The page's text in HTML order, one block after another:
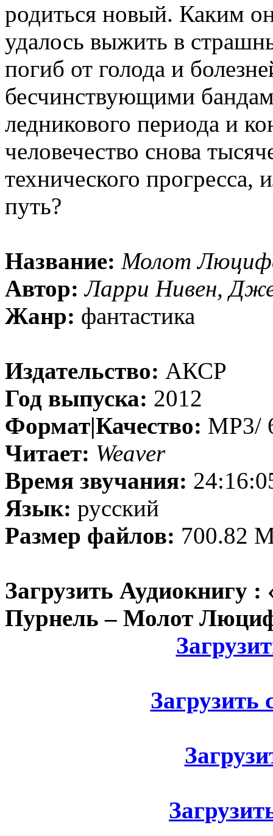
родиться новый. Каким
удалось выжить в
погиб от голода и
бесчинствующими
ледникового периода и
человечество снова
технического прогресса,
путь?
Название: Молот
Автор: Ларри Нивен,
Жанр: фантастика
Издательство: АКСР
Год выпуска: 2012
Формат|Качество: MP3/
Читает: Weaver
Время звучания:
Язык: русский
Размер файлов: 700.82
Загрузить Аудиокнигу
Пурнель – Молот
Загрузить